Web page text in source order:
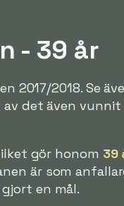
- 39 år
2017/2018. Se
det även
gör honom 39
är som
en mål.